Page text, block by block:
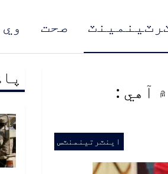
صحت
مُنڍ
آهي :
اينٽرتينمنٽس